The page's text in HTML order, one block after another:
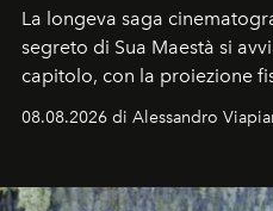
La longeva saga
segreto di Sua Maestà si
capitolo, con la proiezione
dell’attore chiamato a
Craig, però, regna ancora il
08.08.2026 di Alessandro